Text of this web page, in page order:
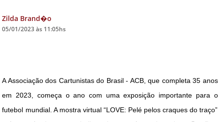
ÚLTIMAS NOTÍCIAS
Zilda Brand�o
05/01/2023 às 11:05hs
A Associação dos Cartunistas do Brasil - ACB, que completa 35 anos
em 2023, começa o ano com uma exposição importante para o
futebol mundial. A mostra virtual “LOVE: Pelé pelos craques do traço”